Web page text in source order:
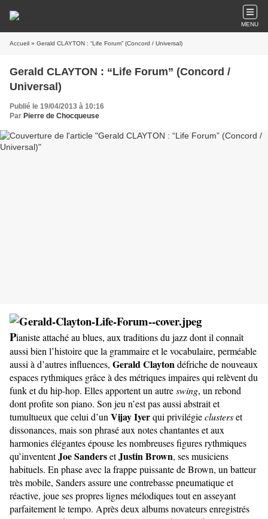
MENU
Accueil » Gerald CLAYTON : “Life Forum” (Concord / Universal)
Gerald CLAYTON : “Life Forum” (Concord /
Universal)
Publié le 19/04/2013 à 10:16
Par Pierre de Chocqueuse
Pianiste attaché au blues, aux traditions du jazz dont il connaît
aussi bien l’histoire que la grammaire et le vocabulaire, perméable
aussi à d’autres influences, Gerald Claytondéfriche de nouveaux
espaces rythmiques grâce à des métriques impaires qui relèvent du
funk et du hip-hop. Elles apportent un autreswing, un rebond
dont profite son piano. Son jeu n’est pas aussi abstrait et
tumultueux que celui d’un Vijay Iyerqui privilégieclusterset
dissonances, mais son phrasé aux notes chantantes et aux
harmonies élégantes épouse les nombreuses figures rythmiques
qu’invententJoe SandersetJustin Brown, ses musiciens
habituels. En phase avec la frappe puissante de Brown, un batteur
très mobile, Sanders assure une contrebasse pneumatique et
réactive, joue ses propres lignes mélodiques tout en asseyant
parfaitement le tempo. Après deux albums novateurs enregistrés